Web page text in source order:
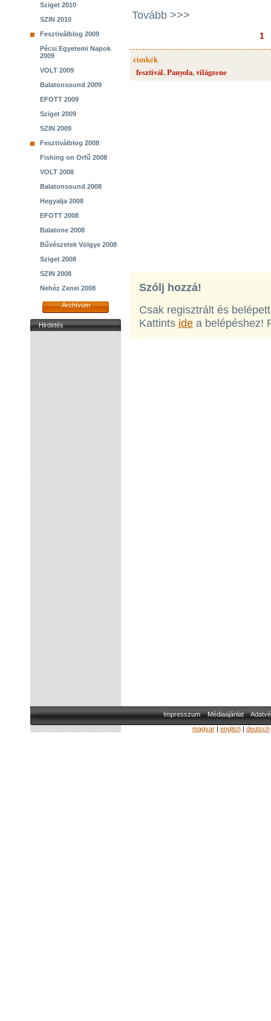
Sziget 2010
SZIN 2010
Fesztiválblog 2009
Pécsi Egyetemi Napok
2009
VOLT 2009
Balatonsound 2009
EFOTT 2009
Sziget 2009
SZIN 2009
Fesztiválblog 2008
Fishing on Orfű 2008
VOLT 2008
Balatonsound 2008
Hegyalja 2008
EFOTT 2008
Balatone 2008
Bűvészetek Völgye 2008
Sziget 2008
SZIN 2008
Nehéz Zenei 2008
Archívum
Hirdetés
Tovább >>>
1
cimkék
fesztivál,Panyola,világzene
Szólj hozzá!
Csak regisztrált és
Kattints ide a belépéshez!
Impresszum Médiaajánlat
magyar| english| deutsch